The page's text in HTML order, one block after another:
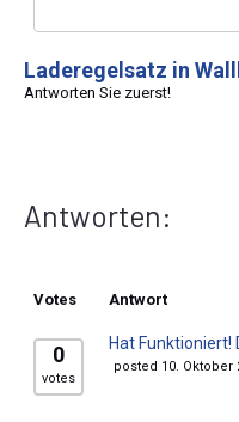
Laderegelsatz in
Antworten Sie zuerst!
Antworten:
Votes Antwort
0
votes
Hat Funktioniert!
posted 10. Oktober